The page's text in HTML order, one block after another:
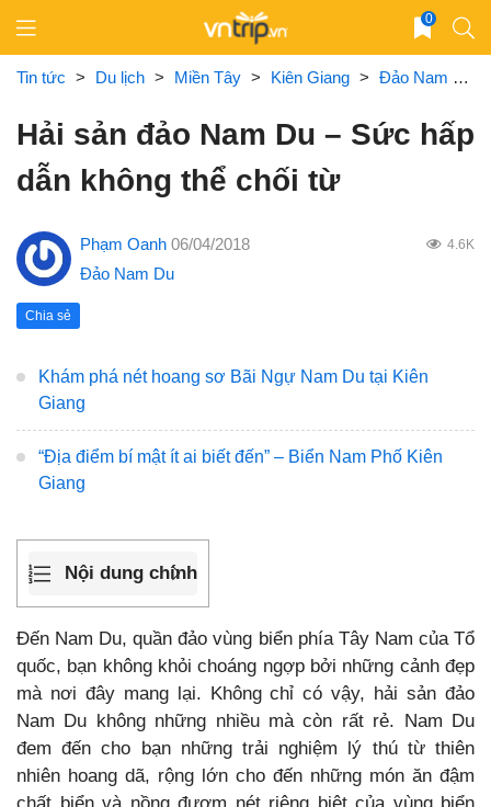
content
0
Tin tức > Du lịch > Miền Tây > Kiên Giang > Đảo Nam Du
Hải sản đảo Nam Du – Sức hấp
dẫn không thể chối từ
Phạm Oanh 06/04/2018 4.6K
Đảo Nam Du
Chia sẻ
Khám phá nét hoang sơ Bãi Ngự Nam Du tại Kiên
Giang
“Địa điểm bí mật ít ai biết đến” – Biển Nam Phố Kiên
Giang
Nội dung chính
Đến Nam Du, quần đảo vùng biển phía Tây Nam của Tổ
quốc, bạn không khỏi choáng ngợp bởi những cảnh đẹp
mà nơi đây mang lại. Không chỉ có vậy, hải sản đảo
Nam Du không những nhiều mà còn rất rẻ. Nam Du
đem đến cho bạn những trải nghiệm lý thú từ thiên
nhiên hoang dã, rộng lớn cho đến những món ăn đậm